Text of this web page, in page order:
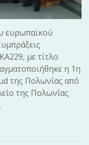
ευρωπαϊκού
με τίτλο
η 1η
της Πολωνίας από
της Πολωνίας